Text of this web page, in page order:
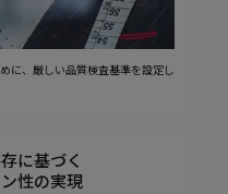
に、厳しい品質検査基準を設定し
に基づく
性の実現